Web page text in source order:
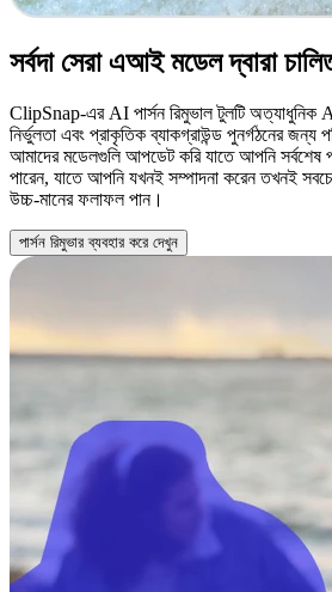
সর্বদা সেরা এআই মডেল দ্বারা
ClipSnap-এর AI পার্সন রিমুভাল টুলটি অত্যাধুনিক
নির্ভুলতা এবং প্রাকৃতিক ব্যাকগ্রাউন্ড পুনর্গঠনের জন্য
আমাদের মডেলগুলি আপডেট করি যাতে আপনি
পারেন, যাতে আপনি যখনই সম্পাদনা করেন তখনই
উচ্চ-মানের ফলাফল পান।
পার্সন রিমুভার ব্যবহার করে দেখুন